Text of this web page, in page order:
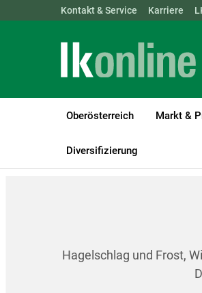
Landwirtschaftskammern:
Kontakt & Service Karriere
Oberösterreich Markt &
Diversifizierung
LK Oberösterreich Pflanzen
Hagelschlag und Frost,